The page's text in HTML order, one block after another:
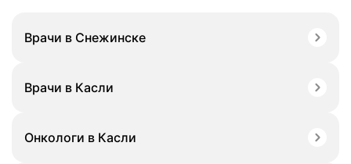
Врачи в Снежинске
Врачи в Касли
Онкологи в Касли